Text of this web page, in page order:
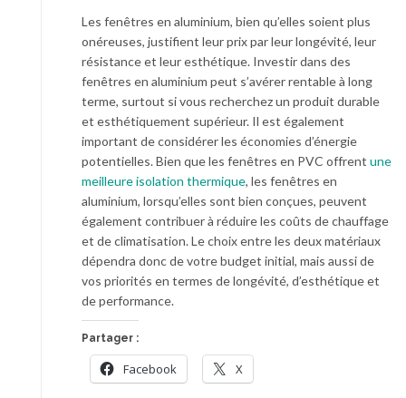
Les fenêtres en aluminium, bien qu’elles soient plus
onéreuses, justifient leur prix par leur longévité, leur
résistance et leur esthétique. Investir dans des
fenêtres en aluminium peut s’avérer rentable à long
terme, surtout si vous recherchez un produit durable
et esthétiquement supérieur. Il est également
important de considérer les économies d’énergie
potentielles. Bien que les fenêtres en PVC offrent une
meilleure isolation thermique, les fenêtres en
aluminium, lorsqu’elles sont bien conçues, peuvent
également contribuer à réduire les coûts de chauffage
et de climatisation. Le choix entre les deux matériaux
dépendra donc de votre budget initial, mais aussi de
vos priorités en termes de longévité, d’esthétique et
de performance.
Partager :
Facebook X